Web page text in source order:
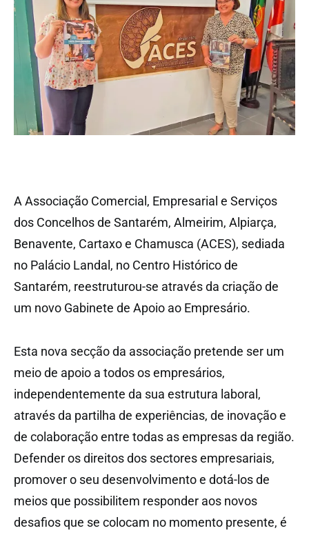
A Associação Comercial, Empresarial e Serviços
dos Concelhos de Santarém, Almeirim, Alpiarça,
Benavente, Cartaxo e Chamusca (ACES), sediada
no Palácio Landal, no Centro Histórico de
Santarém, reestruturou-se através da criação de
um novo Gabinete de Apoio ao Empresário.
Esta nova secção da associação pretende ser um
meio de apoio a todos os empresários,
independentemente da sua estrutura laboral,
através da partilha de experiências, de inovação e
de colaboração entre todas as empresas da região.
Defender os direitos dos sectores empresariais,
promover o seu desenvolvimento e dotá-los de
meios que possibilitem responder aos novos
desafios que se colocam no momento presente, é